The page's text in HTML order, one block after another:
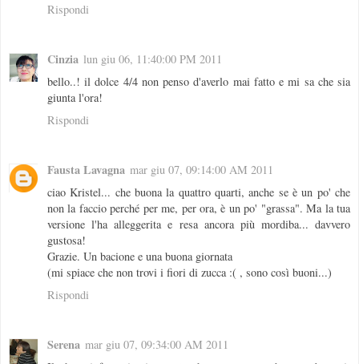
Rispondi
Cinzia lun giu 06, 11:40:00 PM 2011
bello..! il dolce 4/4 non penso d'averlo mai fatto e mi sa che sia
giunta l'ora!
Rispondi
Fausta Lavagna mar giu 07, 09:14:00 AM 2011
ciao Kristel... che buona la quattro quarti, anche se è un po' che
non la faccio perché per me, per ora, è un po' "grassa". Ma la tua
versione l'ha alleggerita e resa ancora più mordiba... davvero
gustosa!
Grazie. Un bacione e una buona giornata
(mi spiace che non trovi i fiori di zucca :( , sono così buoni...)
Rispondi
Serena mar giu 07, 09:34:00 AM 2011